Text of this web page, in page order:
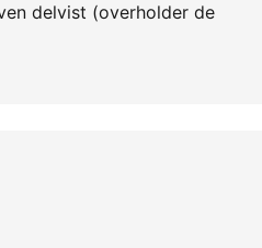
delvist (overholder de